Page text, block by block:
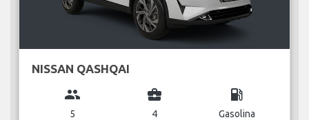
NISSAN QASHQAI
group
5
business_center
4
local_gas_station
Gasolina